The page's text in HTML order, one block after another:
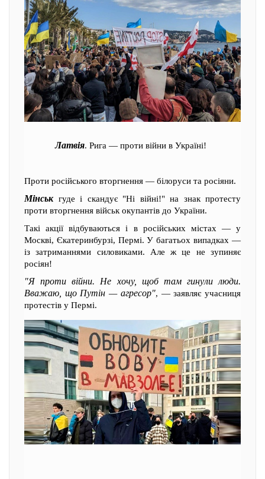
Латвія. Рига — проти війни в Україні!
Проти російського вторгнення — білоруси та росіяни.
Мінськгуде і скандує "Ні війні!" на знак протесту
проти вторгнення військ окупантів до України.
Такі акції відбуваються і в російських містах — у
Москві, Єкатеринбурзі, Пермі. У багатьох випадках —
із затриманнями силовиками. Але ж це не зупиняє
росіян!
"Я проти війни. Не хочу, щоб там гинули люди.
Вважаю, що Путін — агресор", — заявляє учасниця
протестів у Пермі.